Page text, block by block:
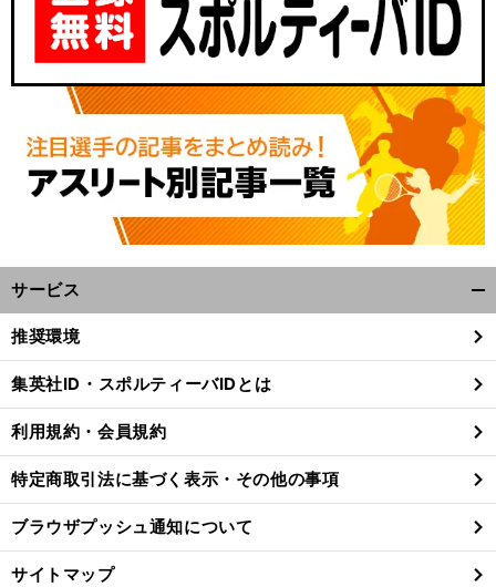
サービス
閉
る
推奨環境
集英社ID・スポルティーバIDとは
利用規約・会員規約
特定商取引法に基づく表示・その他の事項
ブラウザプッシュ通知について
サイトマップ